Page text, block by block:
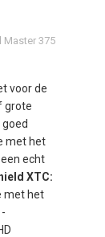
Master 375
voor de
grote
met het
echt
XTC:
met het